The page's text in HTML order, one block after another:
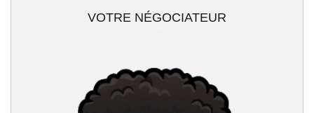
VOTRE NÉGOCIATEUR